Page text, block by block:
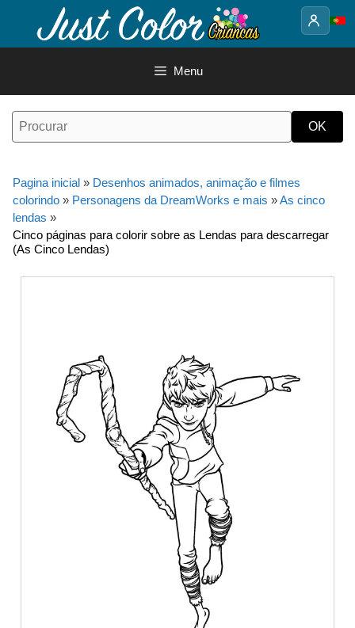
o
Menu
Pagina inicial » Desenhos animados, animação e filmes
colorindo » Personagens da DreamWorks e mais »As cinco
lendas »
Cinco páginas para colorir sobre as Lendas para descarregar
(As Cinco Lendas)